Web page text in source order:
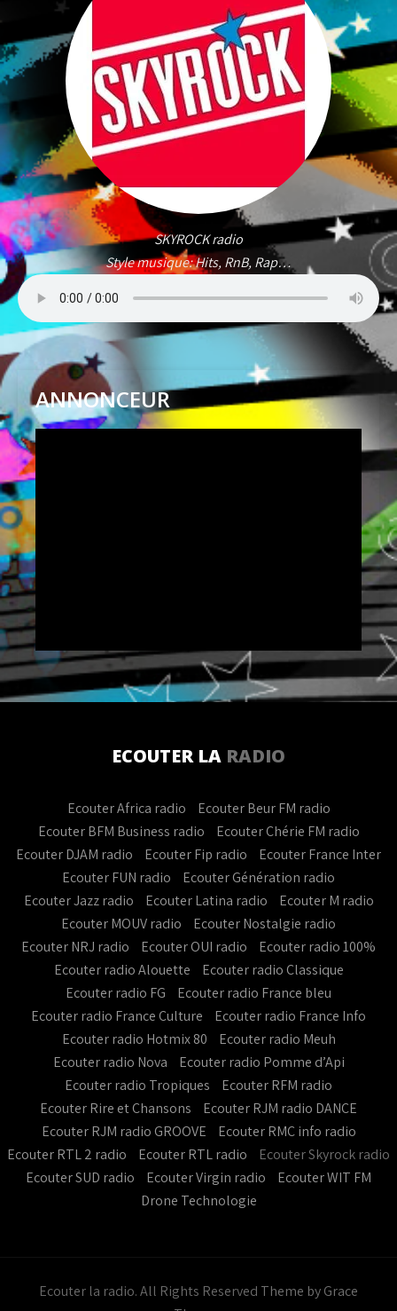
SKYROCK radio
Style musique: Hits, RnB, Rap…
ANNONCEUR
ECOUTER LA RADIO
Ecouter Africa radio
Ecouter Beur FM radio
Ecouter BFM Business radio
Ecouter Chérie FM radio
Ecouter DJAM radio
Ecouter Fip radio
Ecouter France Inter
Ecouter FUN radio
Ecouter Génération radio
Ecouter Jazz radio
Ecouter Latina radio
Ecouter M radio
Ecouter MOUV radio
Ecouter Nostalgie radio
Ecouter NRJ radio
Ecouter OUI radio
Ecouter radio 100%
Ecouter radio Alouette
Ecouter radio Classique
Ecouter radio FG
Ecouter radio France bleu
Ecouter radio France Culture
Ecouter radio France Info
Ecouter radio Hotmix 80
Ecouter radio Meuh
Ecouter radio Nova
Ecouter radio Pomme d’Api
Ecouter radio Tropiques
Ecouter RFM radio
Ecouter Rire et Chansons
Ecouter RJM radio DANCE
Ecouter RJM radio GROOVE
Ecouter RMC info radio
Ecouter RTL 2 radio
Ecouter RTL radio
Ecouter Skyrock radio
Ecouter SUD radio
Ecouter Virgin radio
Ecouter WIT FM
Drone Technologie
Ecouter la radio. All Rights Reserved Theme by Grace